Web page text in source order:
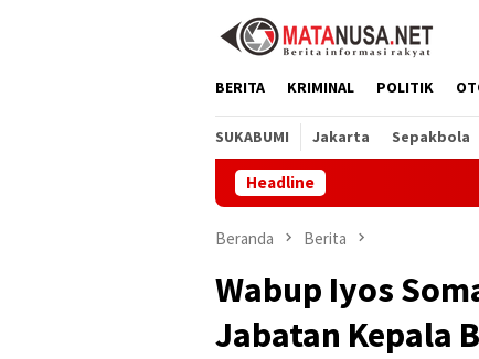
BERITA KRIMINAL POLITIK
SUKABUMI Jakarta Sepakbola
Headline
Beranda Berita
Wabup Iyos
Jabatan Kepala